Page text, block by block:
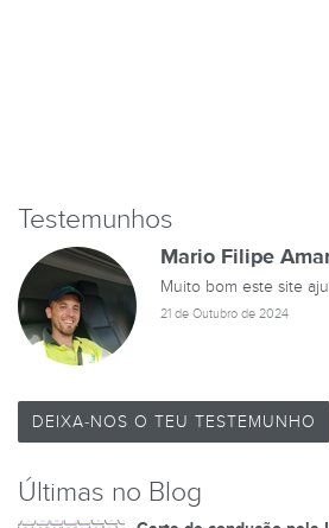
Testemunhos
Mario Filipe
Muito bom este site
21 de Outubro de 2024
DEIXA-NOS O TEU TESTEMUNHO
Últimas no Blog